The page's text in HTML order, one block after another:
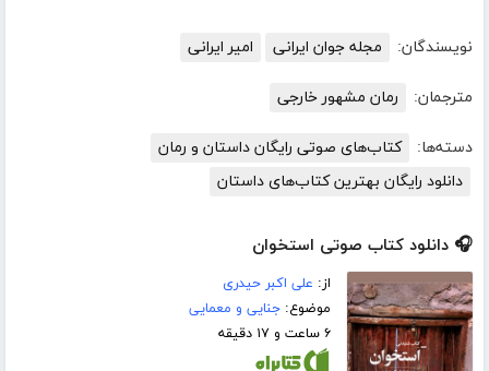
نویسندگان: مجله جوان ایرانی امیر ایرانی
مترجمان: رمان مشهور خارجی
دسته‌ها:
کتاب‌های صوتی رایگان داستان و رمان
دانلود رایگان بهترین کتاب‌های داستان
🎧 دانلود کتاب صوتی استخوان
از: علی اکبر حیدری
موضوع:جنایی و معمایی
۶ ساعت و ۱۷ دقیقه